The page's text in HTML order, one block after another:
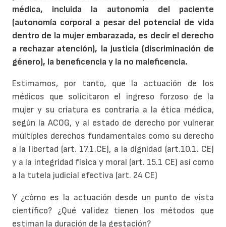
médica, incluida la autonomía del paciente
(autonomía corporal a pesar del potencial de vida
dentro de la mujer embarazada, es decir el derecho
a rechazar atención), la justicia (discriminación de
género), la beneficencia y la no maleficencia.
Estimamos, por tanto, que la actuación de los
médicos que solicitaron el ingreso forzoso de la
mujer y su criatura es contraria a la ética médica,
según la ACOG, y al estado de derecho por vulnerar
múltiples derechos fundamentales como su derecho
a la libertad (art. 17.1.CE), a la dignidad (art.10.1. CE)
y a la integridad física y moral (art. 15.1 CE) así como
a la tutela judicial efectiva (art. 24 CE)
Y ¿cómo es la actuación desde un punto de vista
científico? ¿Qué validez tienen los métodos que
estiman la duración de la gestación?